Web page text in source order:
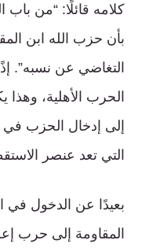
كلامه قائلًا: “من باب
بأن حزب الله ابن
التغاضي عن نسبه”.
الحرب الأهلية،
إلى إدخال الحزب في
التي تعد عنصر
بعيدًا عن الدخول في
المقاومة إلى حرب